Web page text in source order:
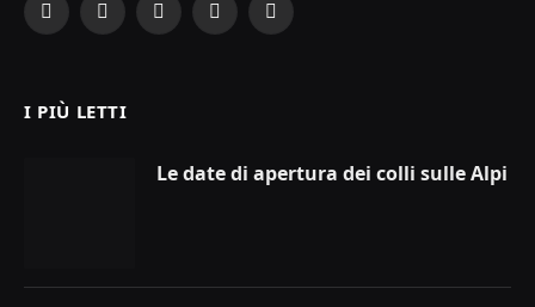
Facebook
X
InstagramYouTubeLinkedIn
I PIÙ LETTI
Le date di apertura dei colli sulle Alpi